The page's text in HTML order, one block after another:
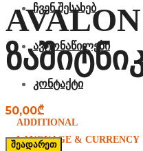
ჩვენ შესახებ
ავტონაწილები
კონტაქტი
ADDITIONAL
LANGUAGE & CURRENCY
50,00₾
შეადარეთ